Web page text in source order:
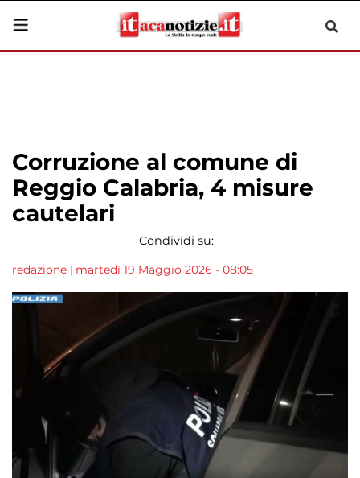
Corruzione al comune di
Reggio Calabria, 4 misure
cautelari
Condividi su:
redazione | martedì 19 Maggio 2026 - 08:05